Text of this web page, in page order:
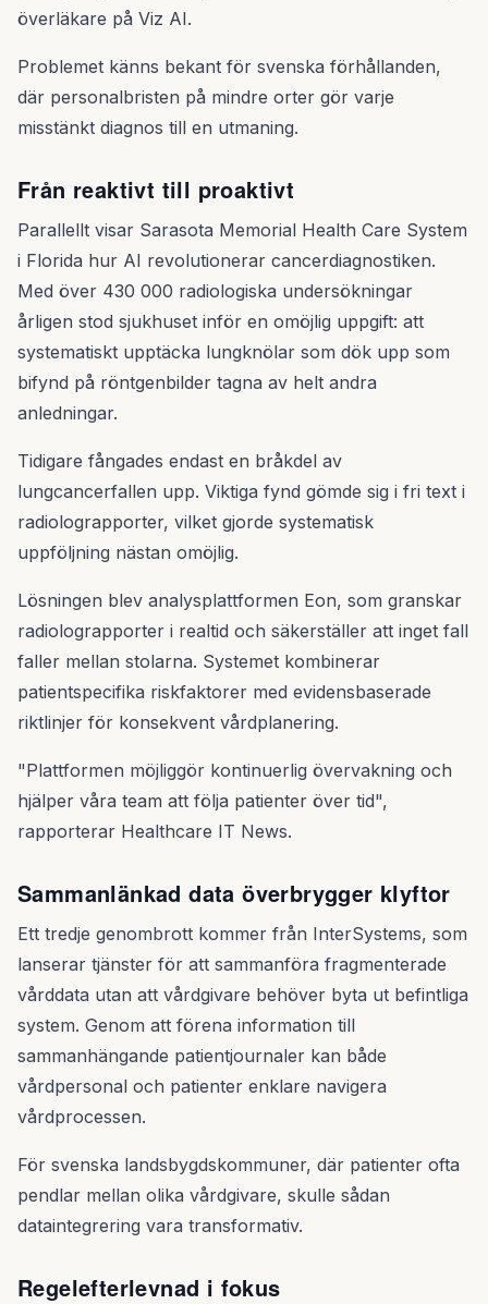
överläkare på Viz AI.
Problemet känns bekant för svenska förhållanden,
där personalbristen på mindre orter gör varje
misstänkt diagnos till en utmaning.
Från reaktivt till proaktivt
Parallellt visar Sarasota Memorial Health Care System
i Florida hur AI revolutionerar cancerdiagnostiken.
Med över 430 000 radiologiska undersökningar
årligen stod sjukhuset inför en omöjlig uppgift: att
systematiskt upptäcka lungknölar som dök upp som
bifynd på röntgenbilder tagna av helt andra
anledningar.
Tidigare fångades endast en bråkdel av
lungcancerfallen upp. Viktiga fynd gömde sig i fri text i
radiolograpporter, vilket gjorde systematisk
uppföljning nästan omöjlig.
Lösningen blev analysplattformen Eon, som granskar
radiolograpporter i realtid och säkerställer att inget fall
faller mellan stolarna. Systemet kombinerar
patientspecifika riskfaktorer med evidensbaserade
riktlinjer för konsekvent vårdplanering.
"Plattformen möjliggör kontinuerlig övervakning och
hjälper våra team att följa patienter över tid",
rapporterar Healthcare IT News.
Sammanlänkad data överbrygger klyftor
Ett tredje genombrott kommer från InterSystems, som
lanserar tjänster för att sammanföra fragmenterade
vårddata utan att vårdgivare behöver byta ut befintliga
system. Genom att förena information till
sammanhängande patientjournaler kan både
vårdpersonal och patienter enklare navigera
vårdprocessen.
För svenska landsbygdskommuner, där patienter ofta
pendlar mellan olika vårdgivare, skulle sådan
dataintegrering vara transformativ.
Regelefterlevnad i fokus